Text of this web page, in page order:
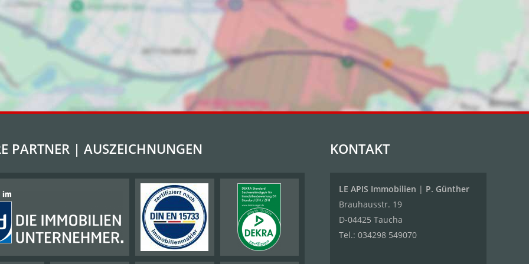
PARTNER | AUSZEICHNUNGEN KONTAKT
LE APIS Immobilien | P. Günther
Brauhausstr. 19
D-04425 Taucha
Tel.: 034298 549070